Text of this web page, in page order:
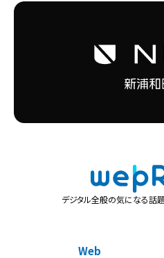
デジタル全般の気になる話
Web